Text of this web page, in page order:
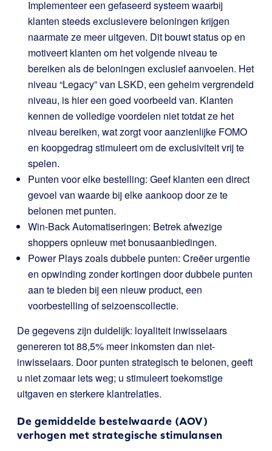
Implementeer een gefaseerd systeem waarbij
klanten steeds exclusievere beloningen krijgen
naarmate ze meer uitgeven. Dit bouwt status op en
motiveert klanten om het volgende niveau te
bereiken als de beloningen exclusief aanvoelen. Het
niveau “Legacy” van LSKD, een geheim vergrendeld
niveau, is hier een goed voorbeeld van. Klanten
kennen de volledige voordelen niet totdat ze het
niveau bereiken, wat zorgt voor aanzienlijke FOMO
en koopgedrag stimuleert om de exclusiviteit vrij te
spelen.
Punten voor elke bestelling: Geef klanten een direct
gevoel van waarde bij elke aankoop door ze te
belonen met punten.
Win-Back Automatiseringen: Betrek afwezige
shoppers opnieuw met bonusaanbiedingen.
Power Plays zoals dubbele punten: Creëer urgentie
en opwinding zonder kortingen door dubbele punten
aan te bieden bij een nieuw product, een
voorbestelling of seizoenscollectie.
De gegevens zijn duidelijk: loyaliteit inwisselaars
genereren tot 88,5% meer inkomsten dan niet-
inwisselaars. Door punten strategisch te belonen, geeft
u niet zomaar iets weg; u stimuleert toekomstige
uitgaven en sterkere klantrelaties.
De gemiddelde bestelwaarde (AOV)
verhogen met strategische stimulansen